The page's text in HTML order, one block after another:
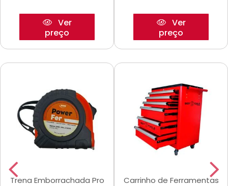
Ver
preço
Ver
preço
Trena Emborrachada Pro
Carrinho de Ferramentas